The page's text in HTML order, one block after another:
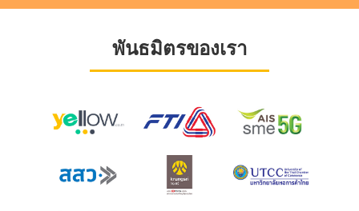
พันธมิตรของเรา